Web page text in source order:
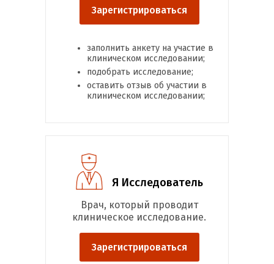
Зарегистрироваться
заполнить анкету на участие в
клиническом исследовании;
подобрать исследование;
оставить отзыв об участии в
клиническом исследовании;
Я Исследователь
Врач, который проводит
клиническое исследование.
Зарегистрироваться